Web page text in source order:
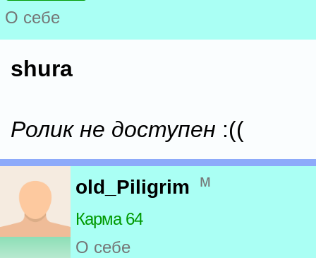
О себе
shura
Ролик не доступен :((
old_Piligrim м
Карма 64
О себе